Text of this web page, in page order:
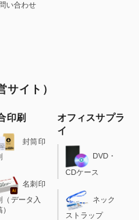
い合わせ
サイト）
印刷
封筒印
名刺印
（データ入
オフィスサプラ
イ
DVD・
CDケース
ネック
ストラップ